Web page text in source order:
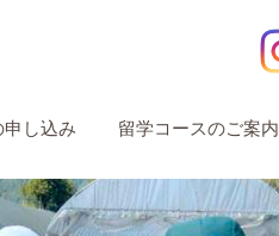
申し込み 留学コースのご案内